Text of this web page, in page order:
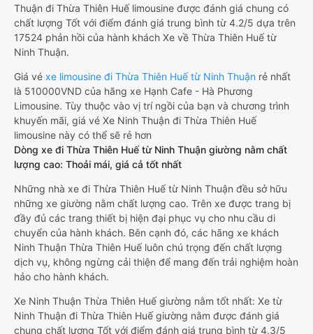
Thuận đi Thừa Thiên Huế limousine được đánh giá chung có
chất lượng Tốt với điểm đánh giá trung bình từ 4.2/5 dựa trên
17524 phản hồi của hành khách Xe về Thừa Thiên Huế từ
Ninh Thuận.
Giá vé xe limousine đi Thừa Thiên Huế từ Ninh Thuận rẻ nhất
là 510000VND của hãng xe Hạnh Cafe - Hà Phương
Limousine. Tùy thuộc vào vị trí ngồi của bạn và chương trình
khuyến mãi, giá vé Xe Ninh Thuận đi Thừa Thiên Huế
limousine này có thể sẽ rẻ hơn
Dòng xe đi Thừa Thiên Huế từ Ninh Thuận giường nằm chất
lượng cao: Thoải mái, giá cả tốt nhất
Những nhà xe đi Thừa Thiên Huế từ Ninh Thuận đều sở hữu
những xe giường nằm chất lượng cao. Trên xe được trang bị
đầy đủ các trang thiết bị hiện đại phục vụ cho nhu cầu di
chuyển của hành khách. Bên cạnh đó, các hãng xe khách
Ninh Thuận Thừa Thiên Huế luôn chú trọng đến chất lượng
dịch vụ, không ngừng cải thiện để mang đến trải nghiệm hoàn
hảo cho hành khách.
Xe Ninh Thuận Thừa Thiên Huế giường nằm tốt nhất: Xe từ
Ninh Thuận đi Thừa Thiên Huế giường nằm được đánh giá
chung chất lượng Tốt với điểm đánh giá trung bình từ 4.3/5